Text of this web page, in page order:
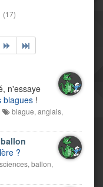
(17)
n'essaye
blagues !
blague, anglais,
?
sciences, ballon,